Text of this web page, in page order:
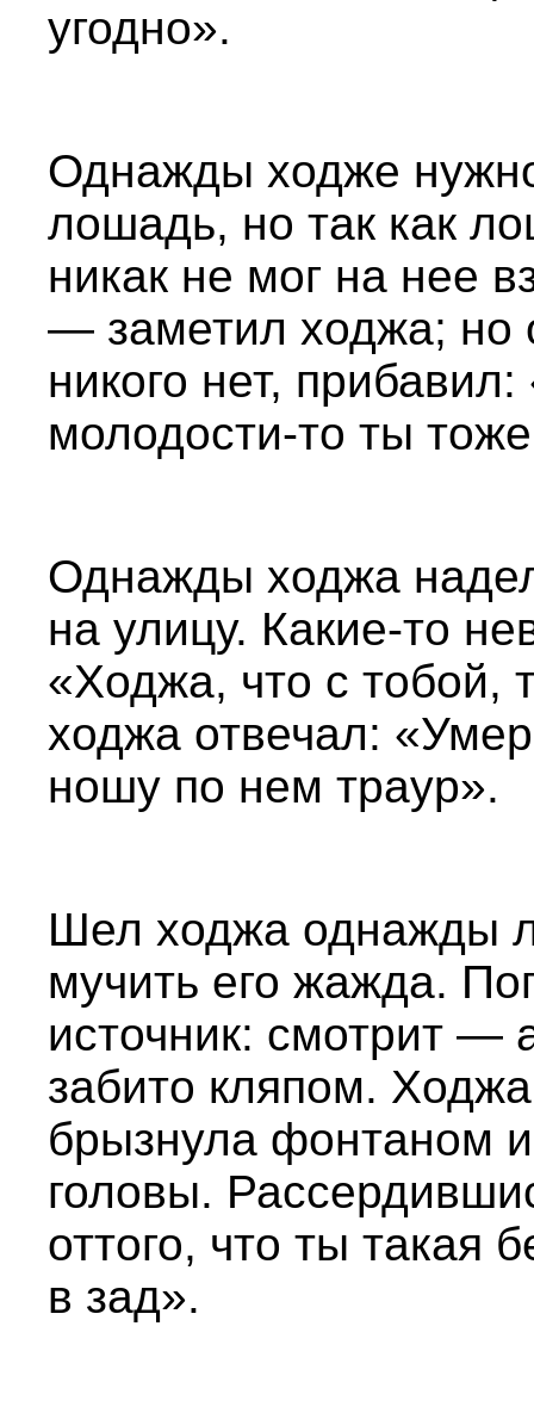
угодно».
Однажды ходже
лошадь, но так как
никак не мог на нее
— заметил ходжа; но
никого нет,
молодости-то ты
Однажды ходжа
на улицу. Какие-то
«Ходжа, что с тобой,
ходжа отвечал:
ношу по нем траур».
Шел ходжа однажды
мучить его жажда.
источник: смотрит —
забито кляпом.
брызнула фонтаном
головы.
оттого, что ты такая
в зад».